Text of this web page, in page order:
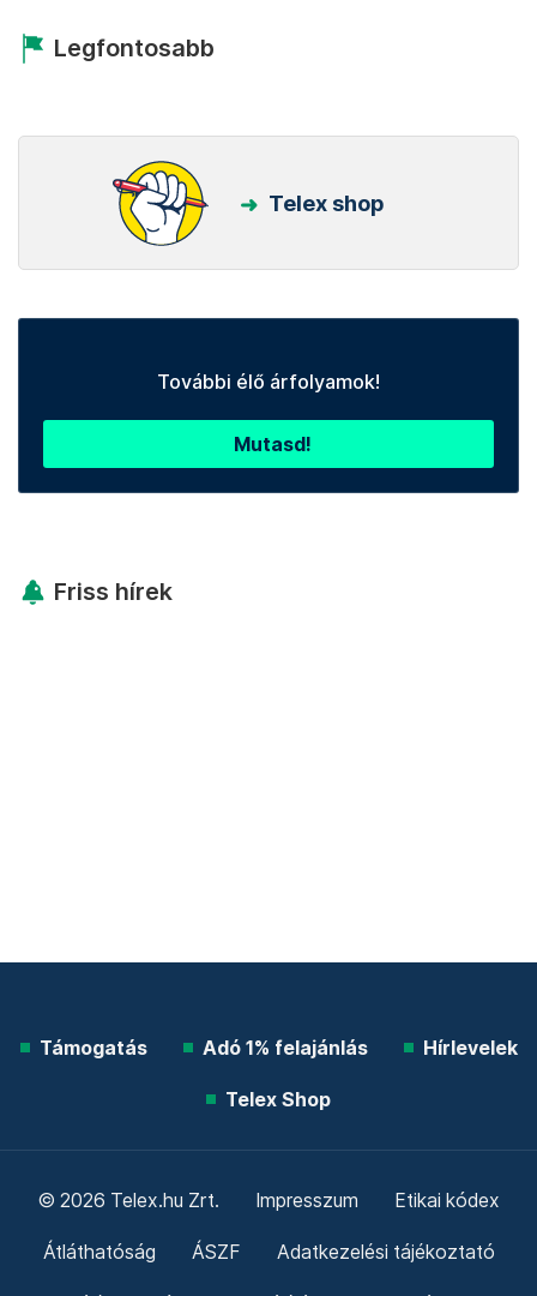
Legfontosabb
Telex shop
További élő árfolyamok!
Mutasd!
Friss hírek
Támogatás Adó 1% felajánlás Hírlevelek
Telex Shop
© 2026 Telex.hu Zrt. Impresszum Etikai kódex
Átláthatóság ÁSZF Adatkezelési tájékoztató